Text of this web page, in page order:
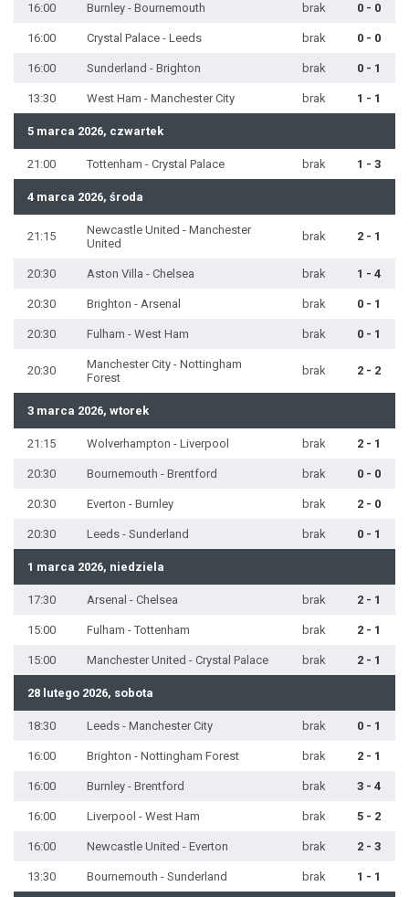
16:00 Burnley - Bournemouth brak 0 - 0
16:00 Crystal Palace - Leeds brak 0 - 0
16:00 Sunderland - Brighton brak 0 - 1
13:30 West Ham - Manchester City brak 1 - 1
5 marca 2026, czwartek
21:00 Tottenham - Crystal Palace brak 1 - 3
4 marca 2026, środa
21:15
Newcastle United - Manchester
United
brak 2 - 1
20:30 Aston Villa - Chelsea brak 1 - 4
20:30 Brighton - Arsenal brak 0 - 1
20:30 Fulham - West Ham brak 0 - 1
20:30
Manchester City - Nottingham
Forest
brak 2 - 2
3 marca 2026, wtorek
21:15 Wolverhampton - Liverpool brak 2 - 1
20:30 Bournemouth - Brentford brak 0 - 0
20:30 Everton - Burnley brak 2 - 0
20:30 Leeds - Sunderland brak 0 - 1
1 marca 2026, niedziela
17:30 Arsenal - Chelsea brak 2 - 1
15:00 Fulham - Tottenham brak 2 - 1
15:00 Manchester United - Crystal Palace brak 2 - 1
28 lutego 2026, sobota
18:30 Leeds - Manchester City brak 0 - 1
16:00 Brighton - Nottingham Forest brak 2 - 1
16:00 Burnley - Brentford brak 3 - 4
16:00 Liverpool - West Ham brak 5 - 2
16:00 Newcastle United - Everton brak 2 - 3
13:30 Bournemouth - Sunderland brak 1 - 1